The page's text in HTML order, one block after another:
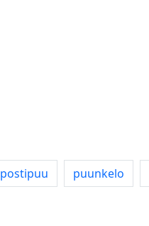
postipuu puunkelo